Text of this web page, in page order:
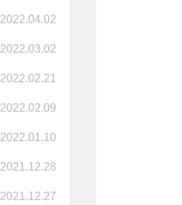
2022.04.02
2022.03.02
2022.02.21
2022.02.09
2022.01.10
2021.12.28
2021.12.27